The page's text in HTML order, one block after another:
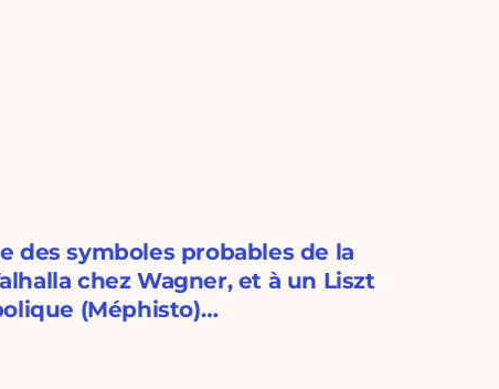
des symboles probables de la
chez Wagner, et à un Liszt
(Méphisto)…